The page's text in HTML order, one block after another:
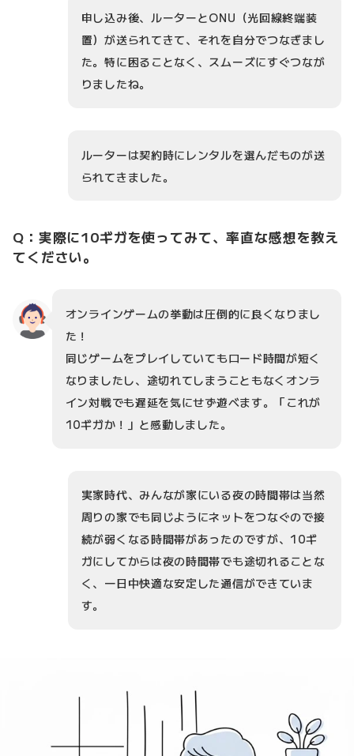
申し込み後、ルーターとONU（光回線終端装
置）が送られてきて、それを自分でつなぎまし
た。特に困ることなく、スムーズにすぐつなが
りましたね。
ルーターは契約時にレンタルを選んだものが送
られてきました。
Q：実際に10ギガを使ってみて、率直な感想を教え
てください。
オンラインゲームの挙動は圧倒的に良くなりまし
た！
同じゲームをプレイしていてもロード時間が短く
なりましたし、途切れてしまうこともなくオンラ
イン対戦でも遅延を気にせず遊べます。「これが
10ギガか！」と感動しました。
実家時代、みんなが家にいる夜の時間帯は当然
周りの家でも同じようにネットをつなぐので接
続が弱くなる時間帯があったのですが、10ギ
ガにしてからは夜の時間帯でも途切れることな
く、一日中快適な安定した通信ができていま
す。